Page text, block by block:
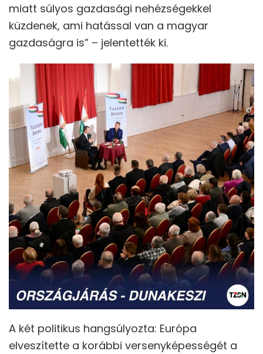
miatt súlyos gazdasági nehézségekkel
küzdenek, ami hatással van a magyar
gazdaságra is” – jelentették ki.
A két politikus hangsúlyozta: Európa
elveszítette a korábbi versenyképességét a